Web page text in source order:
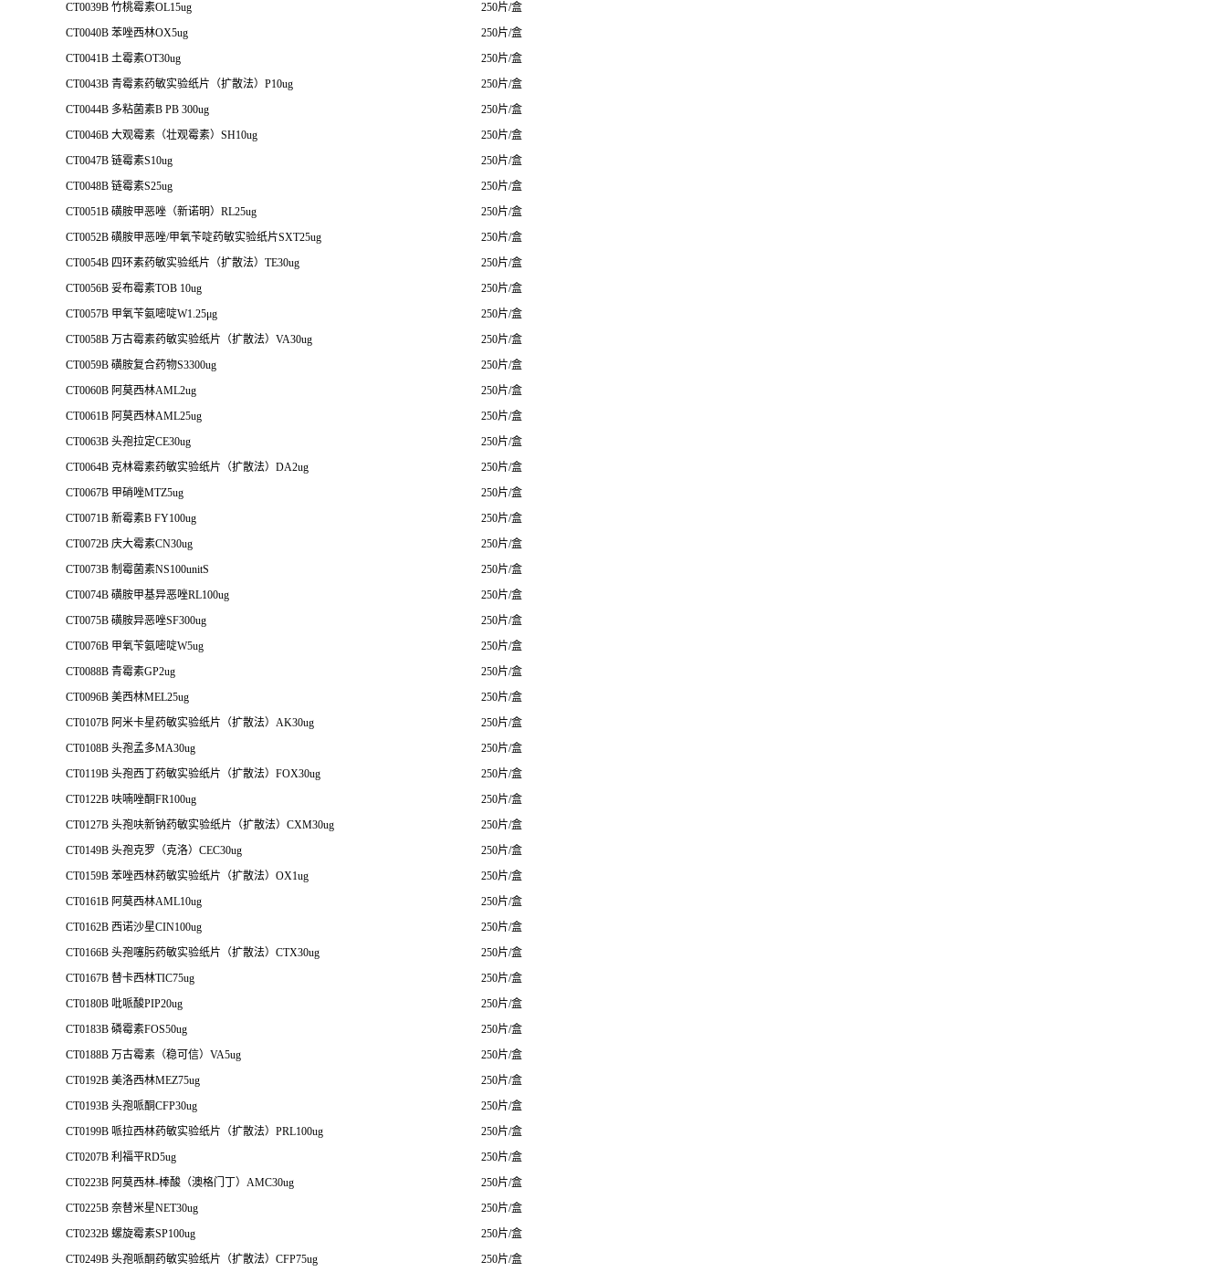
CT0039B 竹桃霉素OL15ug
250片/盒
CT0040B 苯唑西林OX5ug
250片/盒
CT0041B 土霉素OT30ug
250片/盒
CT0043B 青霉素药敏实验纸片（扩散法）P10ug
250片/盒
CT0044B 多粘菌素B PB 300ug
250片/盒
CT0046B 大观霉素（壮观霉素）SH10ug
250片/盒
CT0047B 链霉素S10ug
250片/盒
CT0048B 链霉素S25ug
250片/盒
CT0051B 磺胺甲恶唑（新诺明）RL25ug
250片/盒
CT0052B 磺胺甲恶唑/甲氧苄啶药敏实验纸片SXT25ug
250片/盒
CT0054B 四环素药敏实验纸片（扩散法）TE30ug
250片/盒
CT0056B 妥布霉素TOB 10ug
250片/盒
CT0057B 甲氧苄氨嘧啶W1.25μg
250片/盒
CT0058B 万古霉素药敏实验纸片（扩散法）VA30ug
250片/盒
CT0059B 磺胺复合药物S3300ug
250片/盒
CT0060B 阿莫西林AML2ug
250片/盒
CT0061B 阿莫西林AML25ug
250片/盒
CT0063B 头孢拉定CE30ug
250片/盒
CT0064B 克林霉素药敏实验纸片（扩散法）DA2ug
250片/盒
CT0067B 甲硝唑MTZ5ug
250片/盒
CT0071B 新霉素B FY100ug
250片/盒
CT0072B 庆大霉素CN30ug
250片/盒
CT0073B 制霉菌素NS100unitS
250片/盒
CT0074B 磺胺甲基异恶唑RL100ug
250片/盒
CT0075B 磺胺异恶唑SF300ug
250片/盒
CT0076B 甲氧苄氨嘧啶W5ug
250片/盒
CT0088B 青霉素GP2ug
250片/盒
CT0096B 美西林MEL25ug
250片/盒
CT0107B 阿米卡星药敏实验纸片（扩散法）AK30ug
250片/盒
CT0108B 头孢孟多MA30ug
250片/盒
CT0119B 头孢西丁药敏实验纸片（扩散法）FOX30ug
250片/盒
CT0122B 呋喃唑酮FR100ug
250片/盒
CT0127B 头孢呋新钠药敏实验纸片（扩散法）CXM30ug
250片/盒
CT0149B 头孢克罗（克洛）CEC30ug
250片/盒
CT0159B 苯唑西林药敏实验纸片（扩散法）OX1ug
250片/盒
CT0161B 阿莫西林AML10ug
250片/盒
CT0162B 西诺沙星CIN100ug
250片/盒
CT0166B 头孢噻肟药敏实验纸片（扩散法）CTX30ug
250片/盒
CT0167B 替卡西林TIC75ug
250片/盒
CT0180B 吡哌酸PIP20ug
250片/盒
CT0183B 磷霉素FOS50ug
250片/盒
CT0188B 万古霉素（稳可信）VA5ug
250片/盒
CT0192B 美洛西林MEZ75ug
250片/盒
CT0193B 头孢哌酮CFP30ug
250片/盒
CT0199B 哌拉西林药敏实验纸片（扩散法）PRL100ug
250片/盒
CT0207B 利福平RD5ug
250片/盒
CT0223B 阿莫西林-棒酸（澳格门丁）AMC30ug
250片/盒
CT0225B 奈替米星NET30ug
250片/盒
CT0232B 螺旋霉素SP100ug
250片/盒
CT0249B 头孢哌酮药敏实验纸片（扩散法）CFP75ug
250片/盒